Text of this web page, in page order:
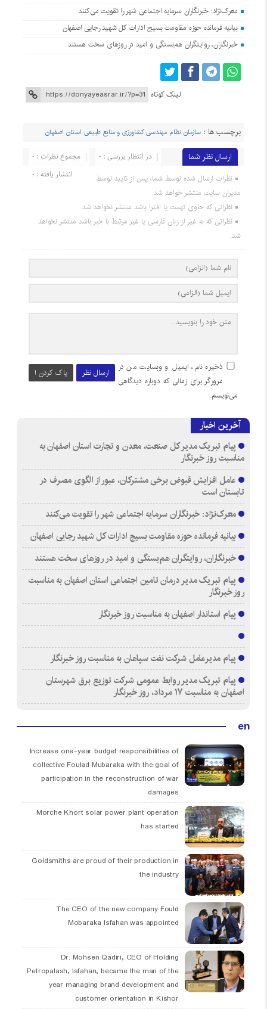
معرک‌نژاد: خبرنگاران سرمایه اجتماعی شهر را تقویت می‌کنند
بیانیه فرمانده حوزه مقاومت بسیج ادارات کل شهید رجایی اصفهان
خبرنگاران، روایتگران هم‌بستگی و امید در روزهای سخت هستند
لینک کوتاه
برچسب ها : سازمان نظام مهندسی کشاورزی و منابع طبیعی استان اصفهان
ارسال نظر شما مجموع نظرات : 0
در انتظار بررسی : 0
انتشار یافته : 0
نظرات ارسال شده توسط شما، پس از تایید توسط
مدیران سایت منتشر خواهد شد.
نظراتی که حاوی تهمت یا افترا باشد منتشر نخواهد شد.
نظراتی که به غیر از زبان فارسی یا غیر مرتبط با خبر باشد منتشر نخواهد
شد.
ارسال نظر پاک کردن !
ذخیره نام، ایمیل و وبسایت من در
مرورگر برای زمانی که دوباره دیدگاهی
می‌نویسم.
آخرین اخبار
پیام تبریک مدیر کل صنعت، معدن و تجارت استان اصفهان به
مناسبت روز خبرنگار
عامل افزایش قبوض برخی مشترکان، عبور از الگوی مصرف در
تابستان است
معرک‌نژاد: خبرنگاران سرمایه اجتماعی شهر را تقویت می‌کنند
بیانیه فرمانده حوزه مقاومت بسیج ادارات کل شهید رجایی اصفهان
خبرنگاران، روایتگران هم‌بستگی و امید در روزهای سخت هستند
پیام تبریک مدیر درمان تامین اجتماعی استان اصفهان به مناسبت
روز خبرنگار
پیام استاندار اصفهان به مناسبت روز خبرنگار
پیام مدیرعامل شرکت نفت سپاهان به مناسبت روز خبرنگار
پیام تبریک مدیر روابط عمومی شرکت توزیع برق شهرستان
اصفهان به مناسبت ۱۷ مرداد، روز خبرنگار
en
Increase one-year budget responsibilities of
collective Foulad Mubaraka with the goal of
participation in the reconstruction of war
damages
Morche Khort solar power plant operation
has started
Goldsmiths are proud of their production in
the industry
The CEO of the new company Fould
Mobaraka Isfahan was appointed
Dr. Mohsen Qadiri, CEO of Holding
Petropalash, Isfahan, became the man of the
year managing brand development and
customer orientation in Kishor